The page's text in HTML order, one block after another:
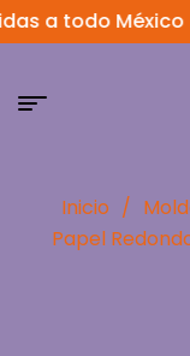
todo México •
Inicio /
Papel